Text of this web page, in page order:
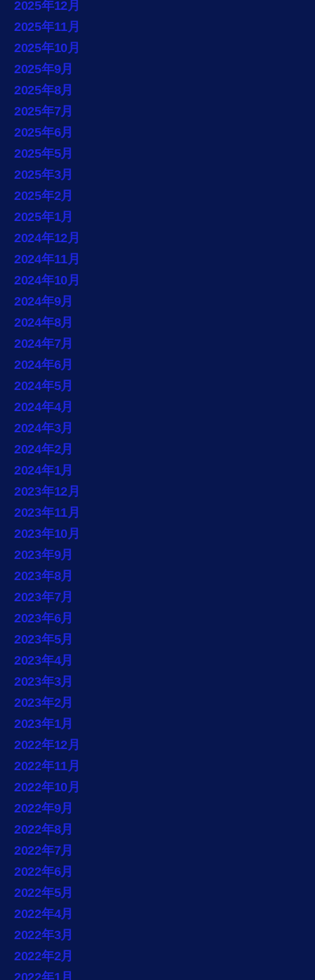
2025年12月
2025年11月
2025年10月
2025年9月
2025年8月
2025年7月
2025年6月
2025年5月
2025年3月
2025年2月
2025年1月
2024年12月
2024年11月
2024年10月
2024年9月
2024年8月
2024年7月
2024年6月
2024年5月
2024年4月
2024年3月
2024年2月
2024年1月
2023年12月
2023年11月
2023年10月
2023年9月
2023年8月
2023年7月
2023年6月
2023年5月
2023年4月
2023年3月
2023年2月
2023年1月
2022年12月
2022年11月
2022年10月
2022年9月
2022年8月
2022年7月
2022年6月
2022年5月
2022年4月
2022年3月
2022年2月
2022年1月